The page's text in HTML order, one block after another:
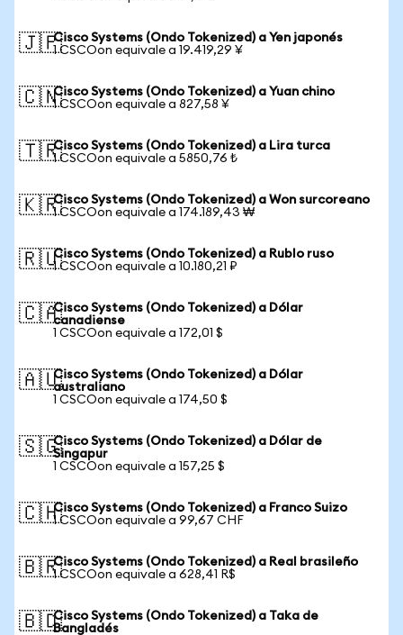
🇯🇵Cisco Systems (Ondo Tokenized) a Yen japonés
1 CSCOon equivale a 19.419,29 ¥
🇨🇳Cisco Systems (Ondo Tokenized) a Yuan chino
1 CSCOon equivale a 827,58 ¥
🇹🇷Cisco Systems (Ondo Tokenized) a Lira turca
1 CSCOon equivale a 5850,76 ₺
🇰🇷Cisco Systems (Ondo Tokenized) a Won surcoreano
1 CSCOon equivale a 174.189,43 ₩
🇷🇺Cisco Systems (Ondo Tokenized) a Rublo ruso
1 CSCOon equivale a 10.180,21 ₽
🇨🇦Cisco Systems (Ondo Tokenized) a Dólar
canadiense
1 CSCOon equivale a 172,01 $
🇦🇺Cisco Systems (Ondo Tokenized) a Dólar
australiano
1 CSCOon equivale a 174,50 $
🇸🇬Cisco Systems (Ondo Tokenized) a Dólar de
Singapur
1 CSCOon equivale a 157,25 $
🇨🇭Cisco Systems (Ondo Tokenized) a Franco Suizo
1 CSCOon equivale a 99,67 CHF
🇧🇷Cisco Systems (Ondo Tokenized) a Real brasileño
1 CSCOon equivale a 628,41 R$
🇧🇩Cisco Systems (Ondo Tokenized) a Taka de
Bangladés